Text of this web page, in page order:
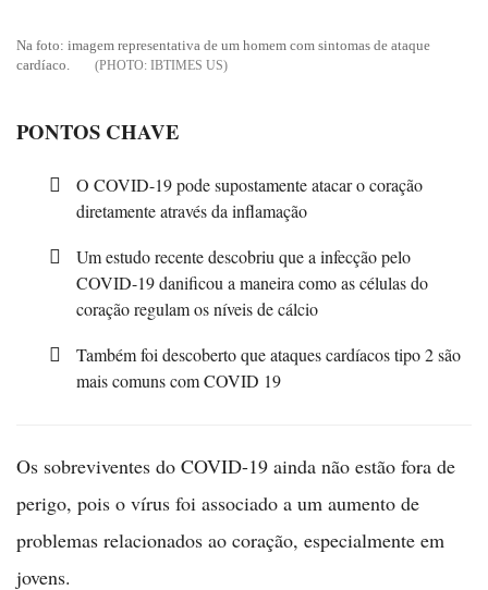
Na foto: imagem representativa de um homem com sintomas de ataque
cardíaco.
IBTIMES US
PONTOS CHAVE
O COVID-19 pode supostamente atacar o coração
diretamente através da inflamação
Um estudo recente descobriu que a infecção pelo
COVID-19 danificou a maneira como as células do
coração regulam os níveis de cálcio
Também foi descoberto que ataques cardíacos tipo 2 são
mais comuns com COVID 19
Os sobreviventes do COVID-19 ainda não estão fora de
perigo, pois o vírus foi associado a um aumento de
problemas relacionados ao coração, especialmente em
jovens.